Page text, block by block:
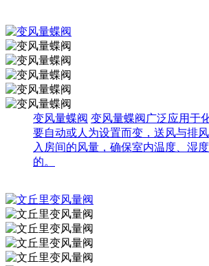
变风量蝶阀 变风量蝶阀广泛应用于
要自动或人为设置而变，送风与排
入房间的风量，确保室内温度、湿
的。